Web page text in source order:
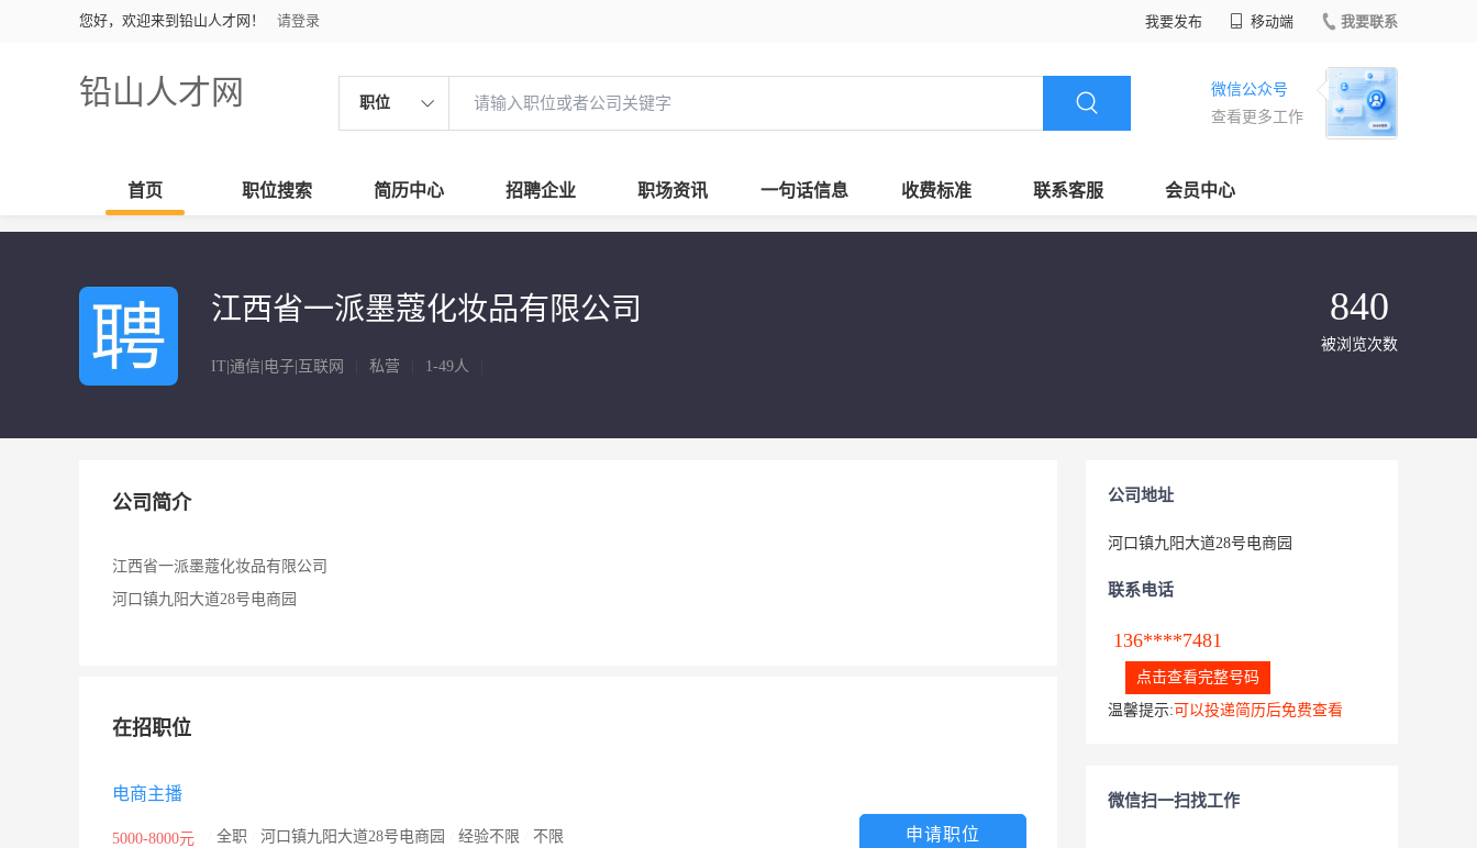
您好，欢迎来到铅山人才网！ 请登录 我要发布 移动端 我要联系
铅山人才网 职位
微信公众号
查看更多工作
首页 职位搜索 简历中心 招聘企业 职场资讯 一句话信息 收费标准 联系客服 会员中心
江西省一派墨蔻化妆品有限公司
IT|通信|电子|互联网 私营 1-49人
840
被浏览次数
公司简介
江西省一派墨蔻化妆品有限公司
河口镇九阳大道28号电商园
在招职位
电商主播
5000-8000元 全职 河口镇九阳大道28号电商园 经验不限 不限 申请职位
公司地址
河口镇九阳大道28号电商园
联系电话
136****7481
点击查看完整号码
温馨提示: 可以投递简历后免费查看
微信扫一扫找工作